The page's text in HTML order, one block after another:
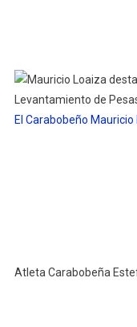
El Carabobeño
Atleta Carabobeña